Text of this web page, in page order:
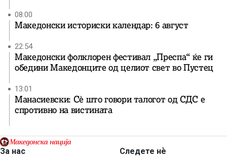
08:00
Македонски историски календар: 6 август
22:54
Македонски фолклорен фестивал „Преспа“ ќе ги
обедини Македонците од целиот свет во Пустец
13:01
Манасиевски: Сè што говори талогот од СДС е
спротивно на вистината
За нас
Следете нѐ